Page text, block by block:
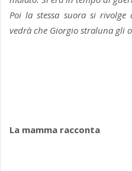
Poi la stessa suora si
vedrà che Giorgio straluna gli
La mamma racconta